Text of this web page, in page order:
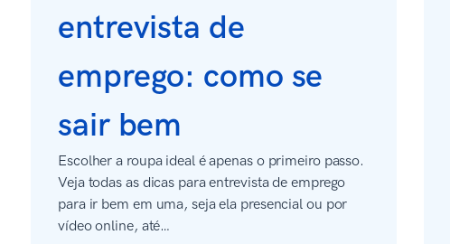
entrevista de
emprego: como se
sair bem
Escolher a roupa ideal é apenas o primeiro passo.
Veja todas as dicas para entrevista de emprego
para ir bem em uma, seja ela presencial ou por
vídeo online, até…